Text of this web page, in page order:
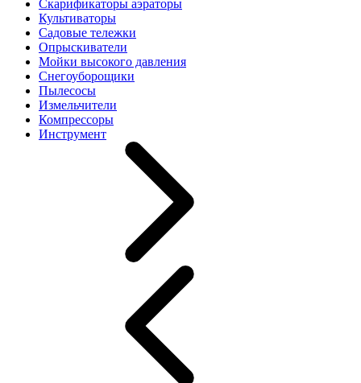
Скарификаторы аэраторы
Культиваторы
Садовые тележки
Опрыскиватели
Мойки высокого давления
Снегоуборощики
Пылесосы
Измельчители
Компрессоры
Инструмент